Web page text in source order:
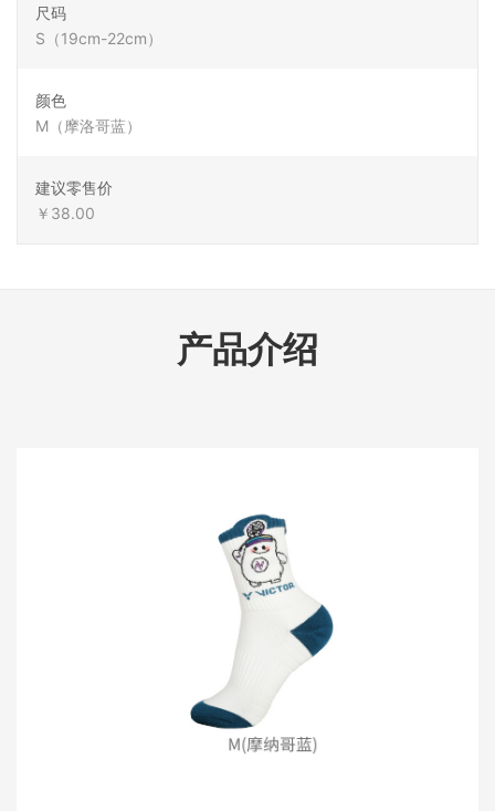
尺码
S（19cm-22cm）
颜色
M（摩洛哥蓝）
建议零售价
￥38.00
产品介绍